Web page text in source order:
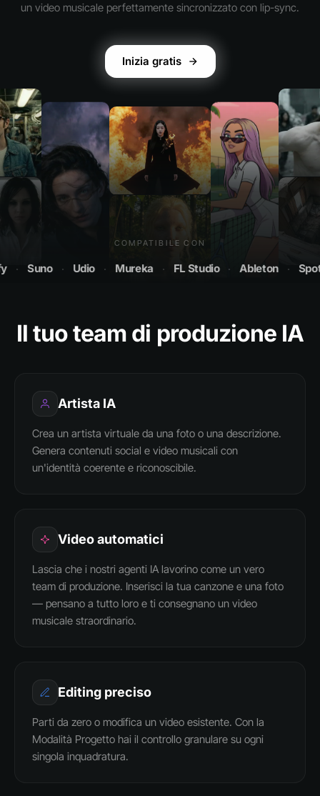
un video musicale perfettamente sincronizzato con lip-sync.
Inizia gratis
COMPATIBILE CON
· Udio · Mureka · FL Studio · Ableton · Spotify ·
Il tuo team di produzione IA
Artista IA
Crea un artista virtuale da una foto o una descrizione.
Genera contenuti social e video musicali con
un'identità coerente e riconoscibile.
Video automatici
Lascia che i nostri agenti IA lavorino come un vero
team di produzione. Inserisci la tua canzone e una foto
— pensano a tutto loro e ti consegnano un video
musicale straordinario.
Editing preciso
Parti da zero o modifica un video esistente. Con la
Modalità Progetto hai il controllo granulare su ogni
singola inquadratura.